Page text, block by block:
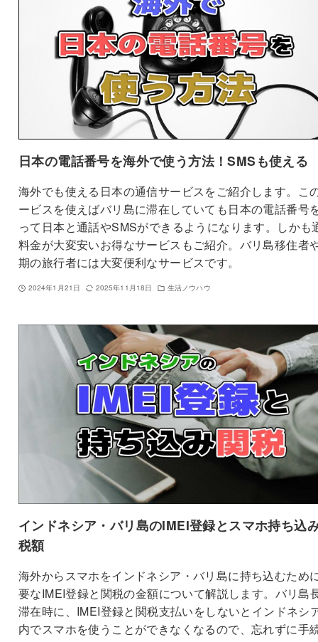
日本の電話番号を海外で使う方法！SMSも使える
海外でも使える日本の通信サービスをご紹介します。こ
ービスを使えばバリ島に滞在していても日本の電話番号
って日本と通話やSMSができるようになります。しかも
料金が大変安いお得なサービスもご紹介。バリ島移住者
期の旅行者には大変便利なサービスです。
2024年1月21日 2025年11月18日 生活ノウハウ
インドネシア・バリ島のIMEI登録とスマホ持ち込
税額
海外からスマホをインドネシア・バリ島に持ち込むため
要なIMEI登録と関税の金額について解説します。バリ島
滞在時に、IMEI登録と関税支払いをしないとインドネシ
内でスマホを使うことができなくなるので、忘れずに手